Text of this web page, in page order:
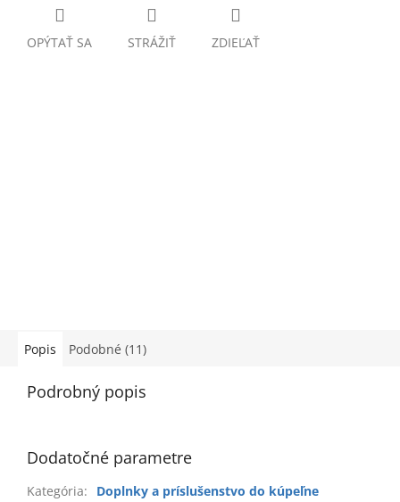
OPÝTAŤ SA STRÁŽIŤ ZDIEĽAŤ
Popis Podobné (11)
Podrobný popis
Dodatočné parametre
Kategória:
Doplnky a príslušenstvo do kúpeľne